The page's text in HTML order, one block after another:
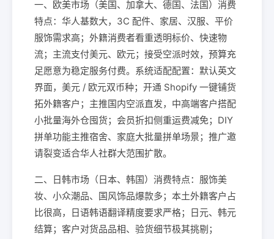
一、欧美市场（美国、加拿大、德国、法国）消费
特点：华人基数大，3C 配件、家居、汉服、平价
服饰需求高；外籍消费者看重透明标价、快速物
流；主流支付美元、欧元；接受空派时效，预算充
足愿意为稳定服务付费。系统适配配置：默认英文
界面，美元 / 欧元双币种；开通 Shopify 一键铺货
拓外籍客户；主推国内空派直发，中高端客户搭配
小批量海外仓囤货；会员折扣侧重运费减免；DIY
拼单功能主推宿舍、家庭大批量拼单场景；推广邀
请裂变适合华人社群大范围扩散。
二、日韩市场（日本、韩国）消费特点：服饰美
妆、小众潮品、国风饰品爆款多；本土外籍客户占
比很高，日语韩语翻译精度要求严格；日元、韩元
结算；客户对货品品相、验货细节极其挑剔；